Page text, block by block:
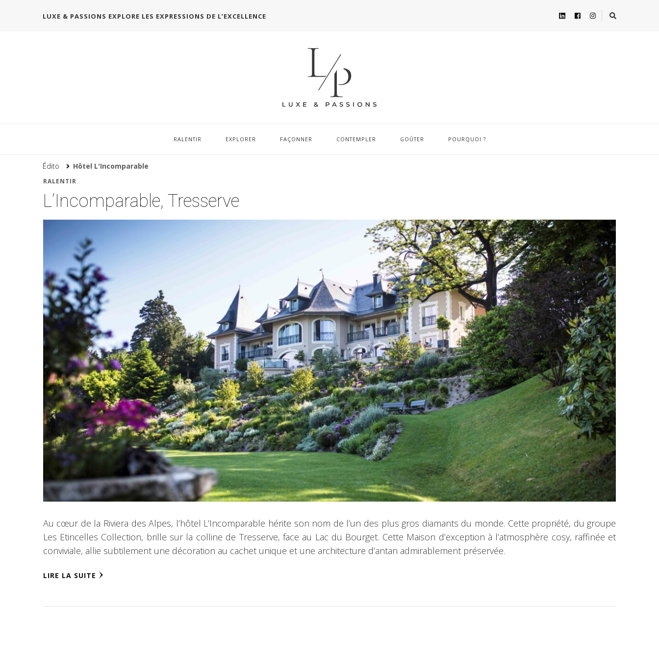
LUXE & PASSIONS EXPLORE LES EXPRESSIONS DE L’EXCELLENCE
RALENTIR EXPLORER FAÇONNER CONTEMPLER GOÛTER POURQUOI ?
Édito Hôtel L'Incomparable
RALENTIR
L’Incomparable, Tresserve
Au cœur de la Riviera des Alpes, l’hôtel L’Incomparable hérite son nom de l’un des plus gros diamants du monde. Cette propriété, du groupe
Les Etincelles Collection, brille sur la colline de Tresserve, face au Lac du Bourget. Cette Maison d’exception à l’atmosphère cosy, raffinée et
conviviale, allie subtilement une décoration au cachet unique et une architecture d’antan admirablement préservée.
LIRE LA SUITE